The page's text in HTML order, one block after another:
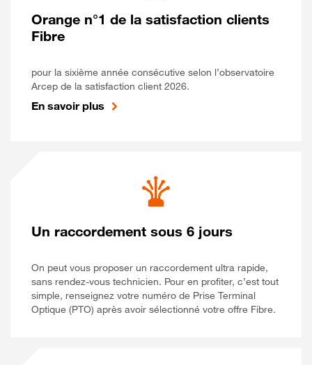
Orange n°1 de la satisfaction clients
Fibre
pour la sixième année consécutive selon l’observatoire
Arcep de la satisfaction client 2026.
En savoir plus
Un raccordement sous 6 jours
On peut vous proposer un raccordement ultra rapide,
sans rendez-vous technicien. Pour en profiter, c’est tout
simple, renseignez votre numéro de Prise Terminal
Optique (PTO) après avoir sélectionné votre offre Fibre.